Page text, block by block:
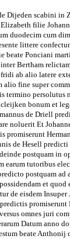
Dijeden scabini in
filie
duodecim cum
littere
beate Ponciani
Bertham
ab alio latere
alio fine super
termino
bonum et
de Driell
noluerit Et
promiserunt
de Hesell
postquam in
tutoribus
postquam ad
et
de eisdem Insuper
omnes juri
Datum anno
beate Anthonij